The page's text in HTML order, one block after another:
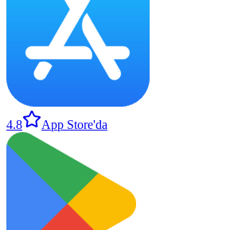
4.8 App Store'da